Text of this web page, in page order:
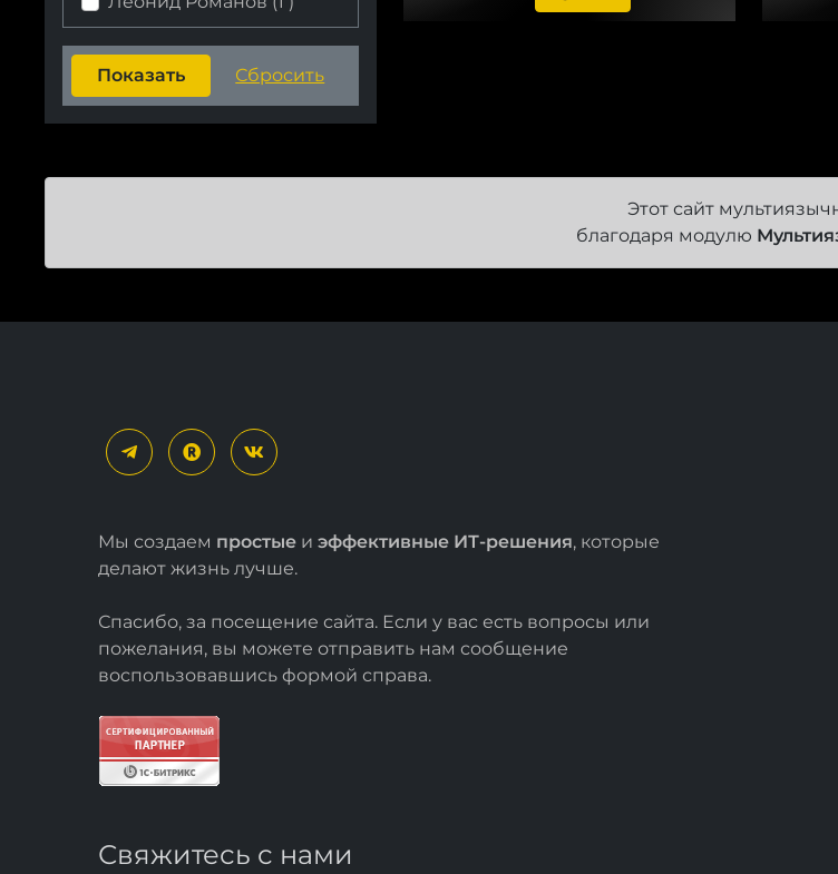
консультант.
Этот сайт
благодаря модулю
Мы создаем простые и эффективные ИТ-решения, которые
делают жизнь лучше.
Спасибо, за посещение сайта. Если у вас есть вопросы или
пожелания, вы можете отправить нам сообщение
воспользовавшись формой справа.
Свяжитесь с нами